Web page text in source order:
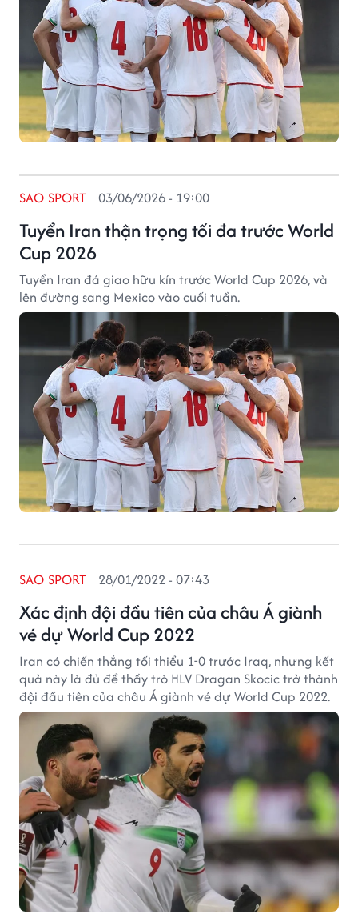
Tuyển Iran thận trọng tối đa trước World
Cup 2026
SAO SPORT 03/06/2026 - 19:00
Tuyển Iran đá giao hữu kín trước World Cup 2026, và
lên đường sang Mexico vào cuối tuần.
Xác định đội đầu tiên của châu Á giành
vé dự World Cup 2022
SAO SPORT 28/01/2022 - 07:43
Iran có chiến thắng tối thiểu 1-0 trước Iraq, nhưng kết
quả này là đủ để thầy trò HLV Dragan Skocic trở thành
đội đầu tiên của châu Á giành vé dự World Cup 2022.